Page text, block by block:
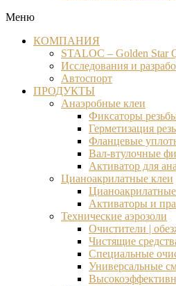
Меню
КОМПАНИЯ
STALOC – Golden Star
Исследования и
Автоспорт
ПРОДУКТЫ
Анаэробные клеи
Фиксаторы
Герметизация
Фланцевые
Вал-втулочные
Активатор для
Цианоакрилатные клеи
Активаторы и
Технические аэрозоли
Очистители |
Чистящие
Специальные
Универсальные